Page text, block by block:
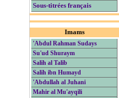
Sous-titrées français
Imams
'Abdul Rahman Sudays
Su'ud Shuraym
Salih al Talib
Salih ibn Humayd
'Abdullah al Juhani
Mahir al Mu'ayqili